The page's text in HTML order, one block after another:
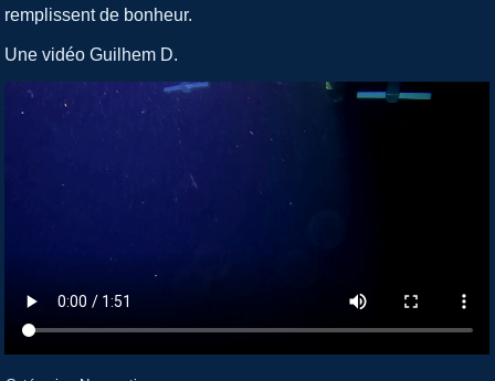
remplissent de bonheur.
Une vidéo Guilhem D.